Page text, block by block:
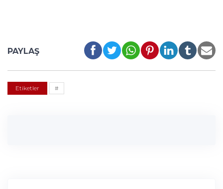
PAYLAŞ
Etiketler #